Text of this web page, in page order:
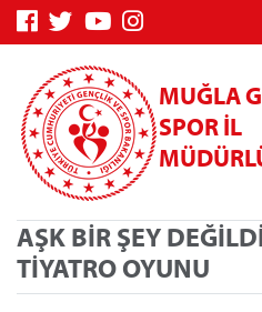
MUĞLA
SPOR İL
AŞK BİR ŞEY
TİYATRO OYUNU
Genç Bilgi
Sistemi
Spor